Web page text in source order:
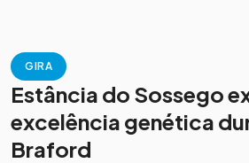
GIRA
Estância do Sossego
excelência genética
Braford